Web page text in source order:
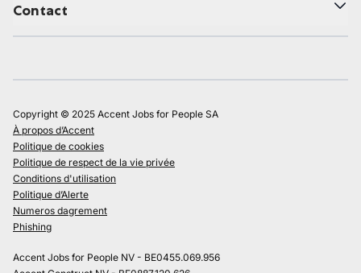
Contact
Copyright © 2025 Accent Jobs for People SA
À propos d’Accent
Politique de cookies
Politique de respect de la vie privée
Conditions d'utilisation
Politique d’Alerte
Numeros dagrement
Phishing
Accent Jobs for People NV - BE0455.069.956